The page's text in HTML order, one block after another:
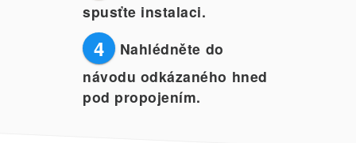
spusťte instalaci.
4
Nahlédněte do
návodu odkázaného hned
pod propojením.